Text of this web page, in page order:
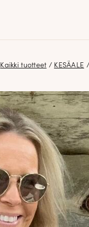
Kaikki tuotteet / KESÄALE /